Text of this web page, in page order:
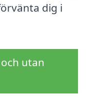
dig i
utan